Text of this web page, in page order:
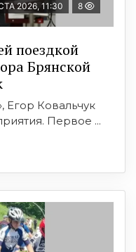
2026, 11:30 8
поездкой
Брянской
Егор Ковальчук
Первое ...